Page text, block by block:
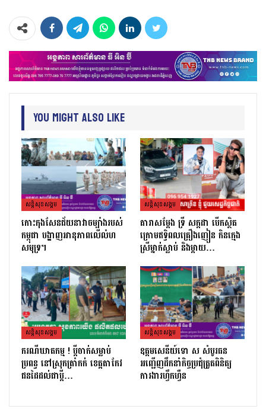
You Might Also Like
សន្តិសុខសង្គម
កោះកុងសែនជ័យនាវាចម្បាំងរបស់
កម្ពុជា បង្ហាញអានុភាពលើលំហ
សមុទ្រ។
សន្តិសុខសង្គម
តារាសម្ដែង ទ្រី សក្កដា បើកស្ថិត
ក្រោមឥទ្ធិពលគ្រឿងញៀន កិនក្មេង
ស្រីម្នាក់ស្លាប់ និងម្ដាយ…
សន្តិសុខសង្គម
ករណីឃាតកម្ម ! ប្ដីចាក់សម្លាប់
ប្រពន្ធ នៅស្រុកត្រាំកក់ ខេត្តតាកែវ
ជនដៃដល់ជាប្ដី…
សន្តិសុខសង្គម
ឧត្តមសេនីយ៍ទោ ស សំបូរធន
អញ្ជើញដឹកនាំកិច្ចប្រជុំត្រួតពិនិត្យ​
ការងារហ្វឹកហ្វឺន